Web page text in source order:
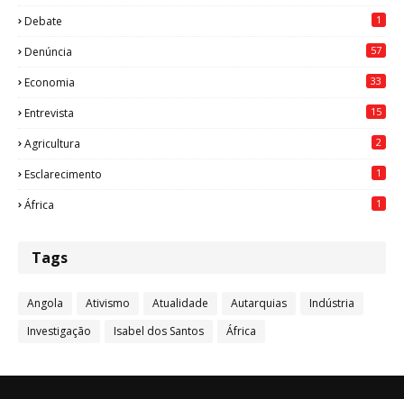
Debate 1
Denúncia 57
Economia 33
Entrevista 15
Agricultura 2
Esclarecimento 1
África 1
Tags
Angola Ativismo Atualidade Autarquias
Indústria
Investigação
Isabel dos Santos África